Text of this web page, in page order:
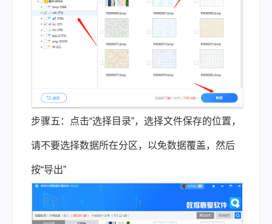
步骤五：点击“选择目录”，选择文件保存的位置，
请不要选择数据所在分区，以免数据覆盖，然后
按“导出”